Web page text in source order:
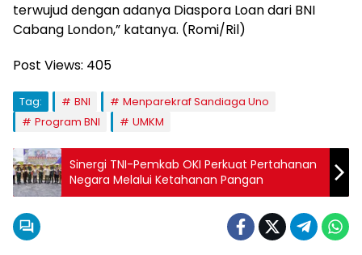
terwujud dengan adanya Diaspora Loan dari BNI
Cabang London,” katanya. (Romi/Ril)
Post Views: 405
Tag: BNI
Menparekraf Sandiaga Uno
Program BNI
UMKM
Sinergi TNI-Pemkab OKI Perkuat Pertahanan
Negara Melalui Ketahanan Pangan